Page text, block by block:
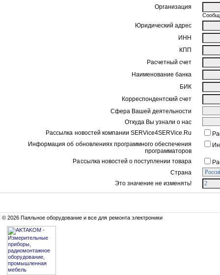
Организация
Юридический адрес
ИНН
КПП
Расчетный счет
Наименование банка
БИК
Корреспондентский счет
Сфера Вашей деятельности
Откуда Вы узнали о нас
Рассылка новостей компании SERVice4SERVice.Ru
Информация об обновлениях программного обеспечения
программаторов
Рассылка новостей о поступлении товара
Страна
Это значение не изменять!
© 2026 Паяльное оборудование и все для ремонта электроники